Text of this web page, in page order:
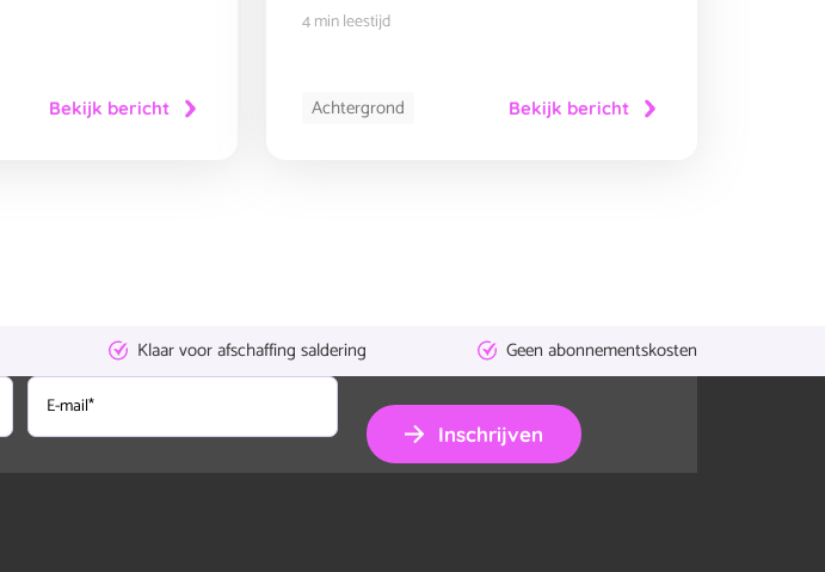
Bekijk bericht
4 min leestijd
Achtergrond Bekijk bericht
Klaar voor afschaffing saldering Geen abonnementskosten
E-
mail
Inschrijven